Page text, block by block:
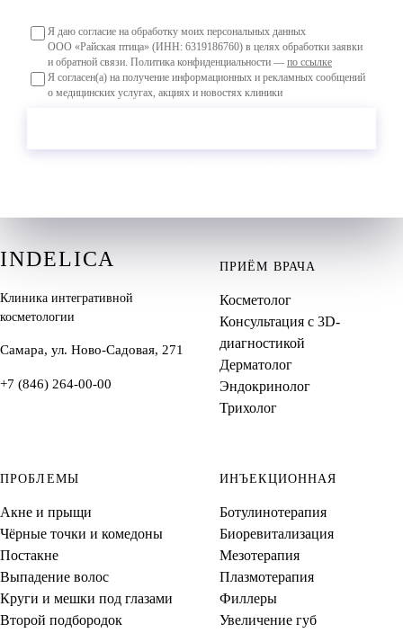
Я даю согласие на обработку моих персональных данных
ООО «Райская птица» (ИНН: 6319186760) в целях обработки заявки
и обратной связи. Политика конфиденциальности — по ссылке
Я согласен(а) на получение информационных и рекламных сообщений
о медицинских услугах, акциях и новостях клиники
INDELICA
Клиника интегративной
косметологии
Самара, ул. Ново-Садовая, 271
+7 (846) 264-00-00
ПРИЁМ ВРАЧА
Косметолог
Консультация с 3D-
диагностикой
Дерматолог
Эндокринолог
Трихолог
ПРОБЛЕМЫ
Акне и прыщи
Чёрные точки и комедоны
Постакне
Выпадение волос
Круги и мешки под глазами
Второй подбородок
ИНЪЕКЦИОННАЯ
Ботулинотерапия
Биоревитализация
Мезотерапия
Плазмотерапия
Филлеры
Увеличение губ